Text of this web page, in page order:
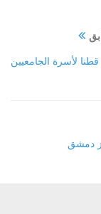
لأسرة الجامعيين
دمشق